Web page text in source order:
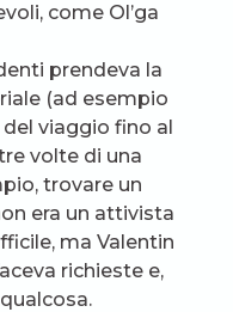
come Ol’ga
prendeva la
(ad esempio
viaggio fino al
volte di una
trovare un
era un attivista
ma Valentin
richieste e,